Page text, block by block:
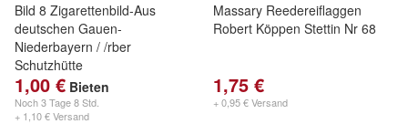
Bild 8 Zigarettenbild-Aus
deutschen Gauen-
Niederbayern / /rber
Schutzhütte
1,00 € Bieten
Noch3 Tage 8 Std.
+ 1,10 € Versand
Massary Reedereiflaggen
Robert Köppen Stettin Nr 68
1,75 €
+ 0,95 € Versand